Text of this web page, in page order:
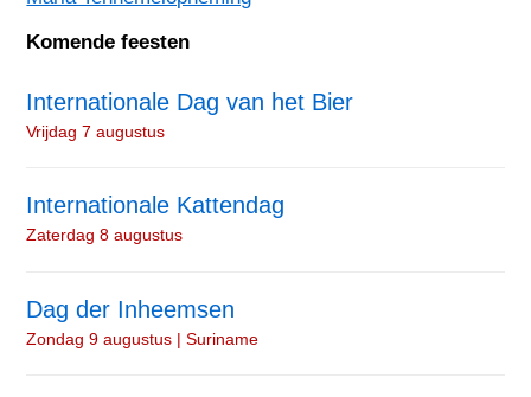
Komende feesten
Internationale Dag van het Bier
Vrijdag 7 augustus
Internationale Kattendag
Zaterdag 8 augustus
Dag der Inheemsen
Zondag 9 augustus | Suriname